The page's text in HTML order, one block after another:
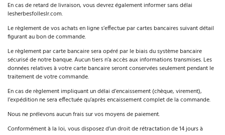
En cas de retard de livraison, vous devrez également informer sans délai
lesherbesfolleslr.com.
Le règlement de vos achats en ligne s’effectue par cartes bancaires suivant détail
figurant au bon de commande.
Le règlement par carte bancaire sera opéré par le biais du système bancaire
sécurisé de notre banque. Aucun tiers n’a accès aux informations transmises. Les
données relatives à votre carte bancaire seront conservées seulement pendant le
traitement de votre commande.
En cas de règlement impliquant un délai d’encaissement (chèque, virement),
l’expédition ne sera effectuée qu’après encaissement complet de la commande.
Nous ne prélevons aucun frais sur vos moyens de paiement.
Conformément à la loi, vous disposez d’un droit de rétractation de 14 jours à